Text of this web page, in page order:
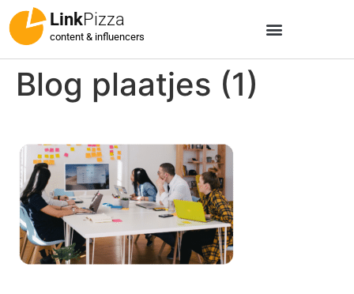
LinkPizza
content & influencers
Blog plaatjes (1)